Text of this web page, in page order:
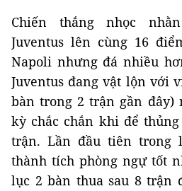
Chiến thắng nhọc
Juventus lên cùng 16
Napoli nhưng đá nhiều
Juventus đang vật lộn với
bàn trong 2 trận gần đây)
kỳ chắc chắn khi để
trận. Lần đầu tiên trong
thành tích phòng ngự tốt
lục 2 bàn thua sau 8 trận